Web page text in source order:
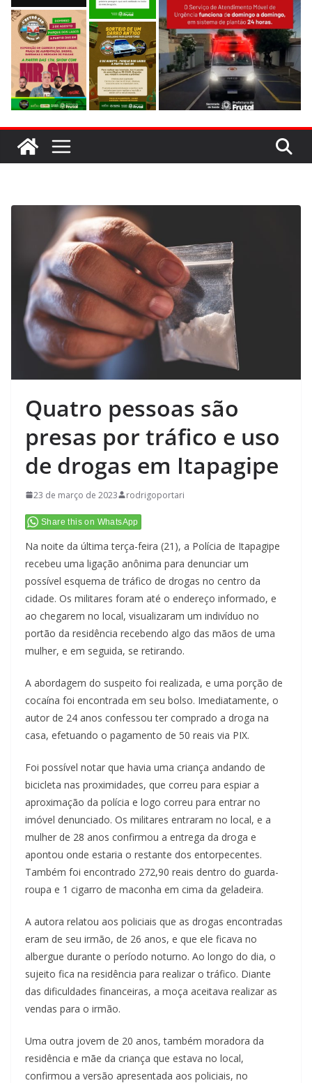
Quatro pessoas são
presas por tráfico e uso
de drogas em Itapagipe
23 de março de 2023 rodrigoportari
Share this on WhatsApp
Na noite da última terça-feira (21), a Polícia de Itapagipe
recebeu uma ligação anônima para denunciar um
possível esquema de tráfico de drogas no centro da
cidade. Os militares foram até o endereço informado, e
ao chegarem no local, visualizaram um indivíduo no
portão da residência recebendo algo das mãos de uma
mulher, e em seguida, se retirando.
A abordagem do suspeito foi realizada, e uma porção de
cocaína foi encontrada em seu bolso. Imediatamente, o
autor de 24 anos confessou ter comprado a droga na
casa, efetuando o pagamento de 50 reais via PIX.
Foi possível notar que havia uma criança andando de
bicicleta nas proximidades, que correu para espiar a
aproximação da polícia e logo correu para entrar no
imóvel denunciado. Os militares entraram no local, e a
mulher de 28 anos confirmou a entrega da droga e
apontou onde estaria o restante dos entorpecentes.
Também foi encontrado 272,90 reais dentro do guarda-
roupa e 1 cigarro de maconha em cima da geladeira.
A autora relatou aos policiais que as drogas encontradas
eram de seu irmão, de 26 anos, e que ele ficava no
albergue durante o período noturno. Ao longo do dia, o
sujeito fica na residência para realizar o tráfico. Diante
das dificuldades financeiras, a moça aceitava realizar as
vendas para o irmão.
Uma outra jovem de 20 anos, também moradora da
residência e mãe da criança que estava no local,
confirmou a versão apresentada aos policiais, no